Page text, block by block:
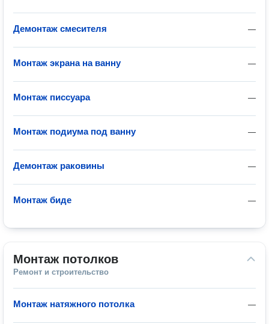
—
Демонтаж смесителя
—
Монтаж экрана на ванну
—
Монтаж писсуара
—
Монтаж подиума под ванну
—
Демонтаж раковины
—
Монтаж биде
Монтаж потолков
Ремонт и строительство
—
Монтаж натяжного потолка